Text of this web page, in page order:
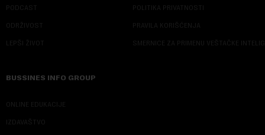
PODCAST
ODRŽIVOST
LEPŠI ŽIVOT
POLITIKA PRIVATNOSTI
PRAVILA KORIŠĆENJA
SMERNICE ZA PRIMENU VEŠTAČKE
BUSSINES INFO GROUP
ONLINE EDUKACIJE
IZDAVAŠTVO